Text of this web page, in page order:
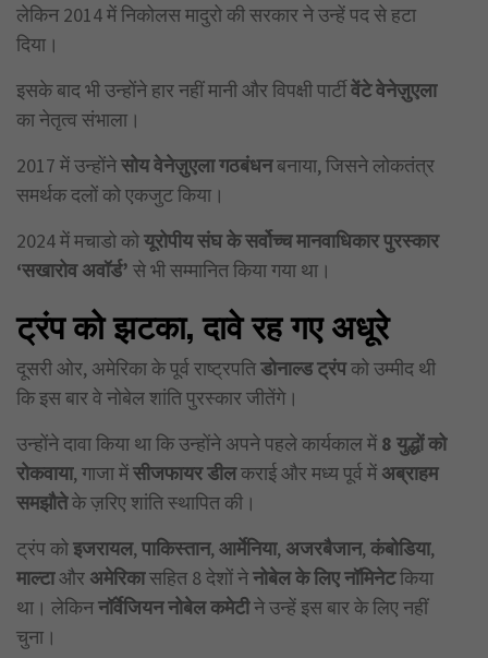
लेकिन 2014 में निकोलस मादुरो की सरकार ने उन्हें पद से हटा
दिया।
इसके बाद भी उन्होंने हार नहीं मानी और विपक्षी पार्टीवेंटे वेनेज़ुएला
का नेतृत्व संभाला।
2017 में उन्होंनेसोय वेनेज़ुएला गठबंधनबनाया, जिसने लोकतंत्र
समर्थक दलों को एकजुट किया।
2024 में मचाडो कोयूरोपीय संघ के सर्वोच्च मानवाधिकार पुरस्कार
‘सखारोव अवॉर्ड’ से भी सम्मानित किया गया था।
ट्रंप को झटका,दावे रह गए अधूरे
दूसरी ओर, अमेरिका के पूर्व राष्ट्रपतिडोनाल्ड ट्रंपको उम्मीद थी
कि इस बार वे नोबेल शांति पुरस्कार जीतेंगे।
उन्होंने दावा किया था कि उन्होंने अपने पहले कार्यकाल में8 युद्धों को
रोकवाया, गाजा मेंसीजफायर डीलकराई और मध्य पूर्व मेंअब्राहम
समझौतेके ज़रिए शांति स्थापित की।
ट्रंप कोइजरायल,पाकिस्तान,आर्मेनिया, अजरबैजान,कंबोडिया,
माल्टाऔर अमेरिकासहित 8 देशों नेनोबेल के लिए नॉमिनेटकिया
था। लेकिननॉर्वेजियन नोबेल कमेटीने उन्हें इस बार के लिए नहीं
चुना।